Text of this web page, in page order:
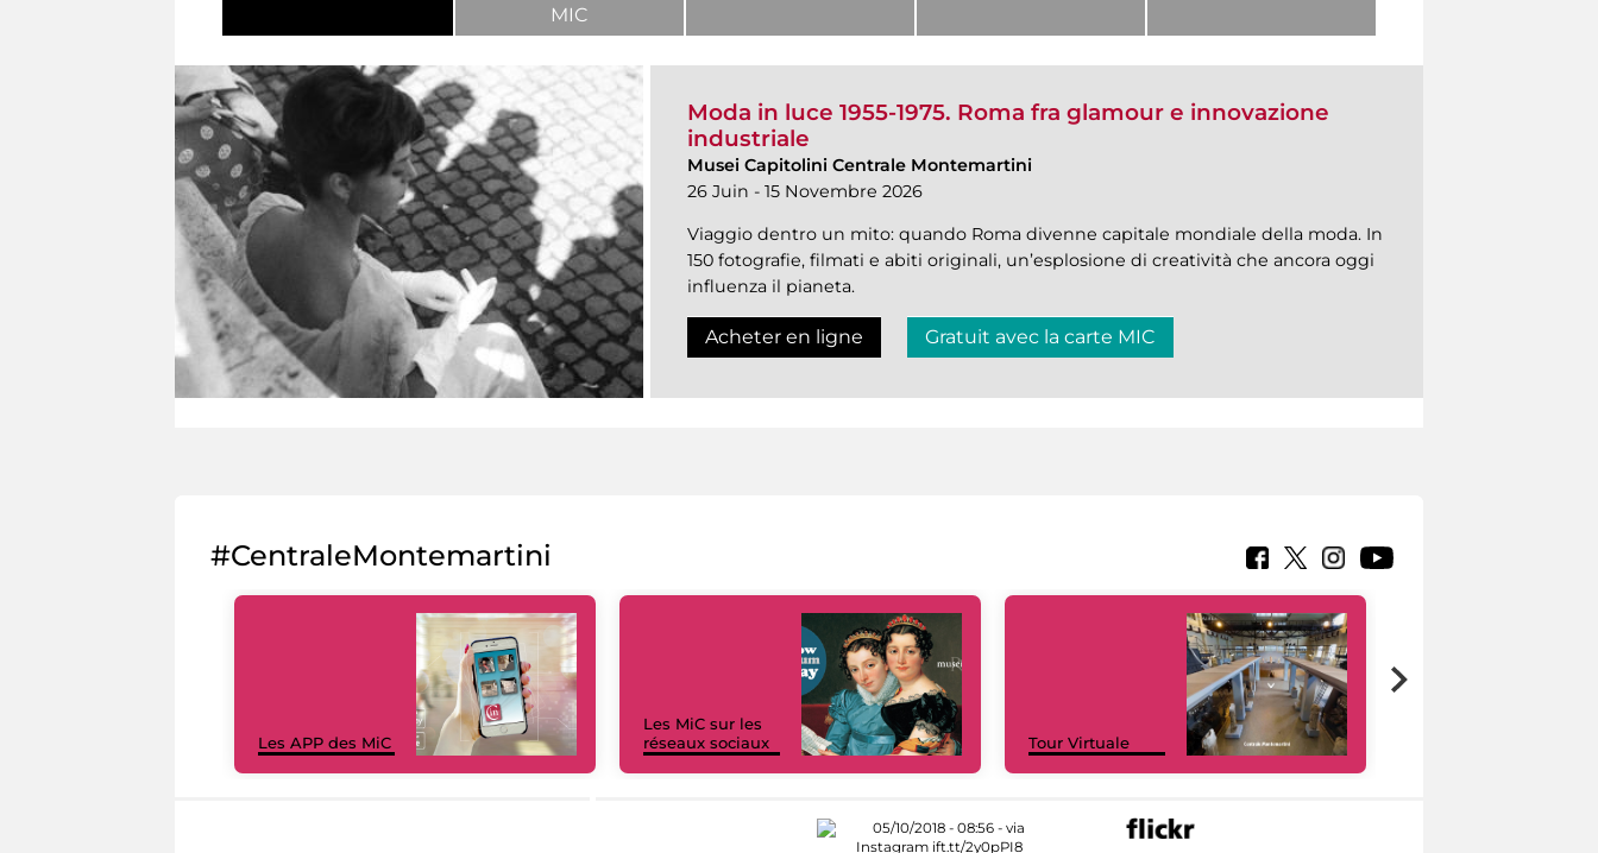
MIC
Moda in luce 1955-1975. Roma fra glamour e innovazione
industriale
Musei Capitolini Centrale Montemartini
26 Juin - 15 Novembre 2026
Viaggio dentro un mito: quando Roma divenne capitale mondiale della moda. In
150 fotografie, filmati e abiti originali, un’esplosione di creatività che ancora oggi
influenza il pianeta.
Acheter en ligne Gratuit avec la carte MIC
#CentraleMontemartini
Les APP des MiC
Les MiC sur les
réseaux sociaux
Tour Virtuale